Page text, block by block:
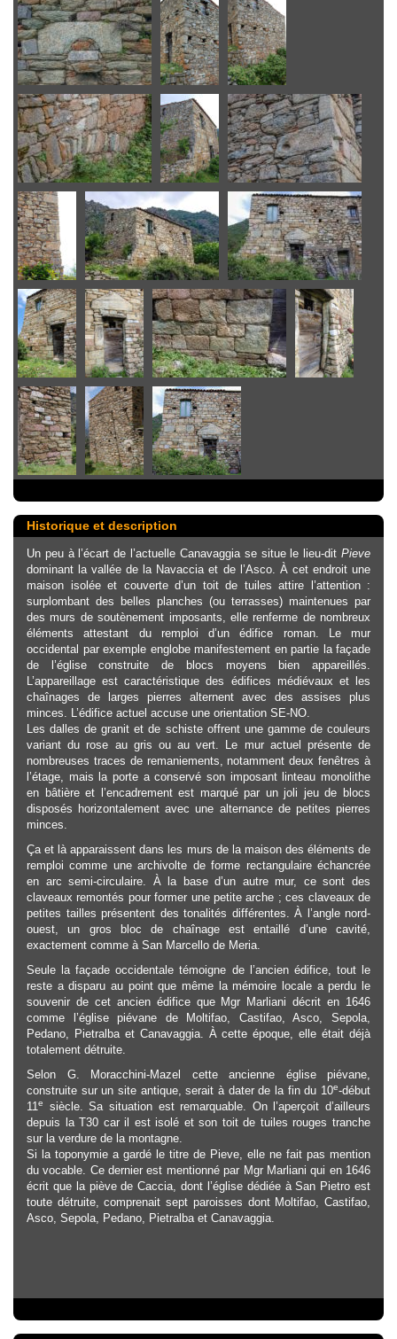
Historique et description
Un peu à l’écart de l’actuelle Canavaggia se situe le lieu-dit Pieve
dominant la vallée de la Navaccia et de l’Asco. À cet endroit une
maison isolée et couverte d’un toit de tuiles attire l’attention :
surplombant des belles planches (ou terrasses) maintenues par
des murs de soutènement imposants, elle renferme de nombreux
éléments attestant du remploi d’un édifice roman. Le mur
occidental par exemple englobe manifestement en partie la façade
de l’église construite de blocs moyens bien appareillés.
L’appareillage est caractéristique des édifices médiévaux et les
chaînages de larges pierres alternent avec des assises plus
minces. L’édifice actuel accuse une orientation SE-NO.
Les dalles de granit et de schiste offrent une gamme de couleurs
variant du rose au gris ou au vert. Le mur actuel présente de
nombreuses traces de remaniements, notamment deux fenêtres à
l’étage, mais la porte a conservé son imposant linteau monolithe
en bâtière et l’encadrement est marqué par un joli jeu de blocs
disposés horizontalement avec une alternance de petites pierres
minces.
Ça et là apparaissent dans les murs de la maison des éléments de
remploi comme une archivolte de forme rectangulaire échancrée
en arc semi-circulaire. À la base d’un autre mur, ce sont des
claveaux remontés pour former une petite arche ; ces claveaux de
petites tailles présentent des tonalités différentes. À l’angle nord-
ouest, un gros bloc de chaînage est entaillé d’une cavité,
exactement comme à San Marcello de Meria.
Seule la façade occidentale témoigne de l’ancien édifice, tout le
reste a disparu au point que même la mémoire locale a perdu le
souvenir de cet ancien édifice que Mgr Marliani décrit en 1646
comme l’église piévane de Moltifao, Castifao, Asco, Sepola,
Pedano, Pietralba et Canavaggia. À cette époque, elle était déjà
totalement détruite.
Selon G. Moracchini-Mazel cette ancienne église piévane,
construite sur un site antique, serait à dater de la fin du 10e-début
11e
siècle. Sa situation est remarquable. On l’aperçoit d’ailleurs
depuis la T30 car il est isolé et son toit de tuiles rouges tranche
sur la verdure de la montagne.
Si la toponymie a gardé le titre de Pieve, elle ne fait pas mention
du vocable. Ce dernier est mentionné par Mgr Marliani qui en 1646
écrit que la piève de Caccia, dont l’église dédiée à San Pietro est
toute détruite, comprenait sept paroisses dont Moltifao, Castifao,
Asco, Sepola, Pedano, Pietralba et Canavaggia.